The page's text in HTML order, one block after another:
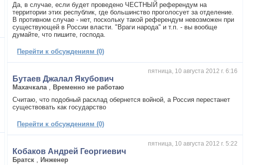
Да, в случае, если будет проведено ЧЕСТНЫЙ референдум на
территории этих республик, где большинство проголосует за отделение.
В противном случае - нет, поскольку такой референдум невозможен при
существующей в России власти. "Враги народа" и т.п. - вы вообще
думайте, что пишите, господа.
Перейти к обсуждениям (0)
пятница, 10 августа 2012 г. 6:16
Бутаев Джалал Якубович
Махачкала
Временно не работаю
Считаю, что подобный расклад обернется войной, а Россия перестанет
существовать как государство
Перейти к обсуждениям (0)
пятница, 10 августа 2012 г. 5:22
Кобаков Андрей Георгиевич
Братск ,Инженер